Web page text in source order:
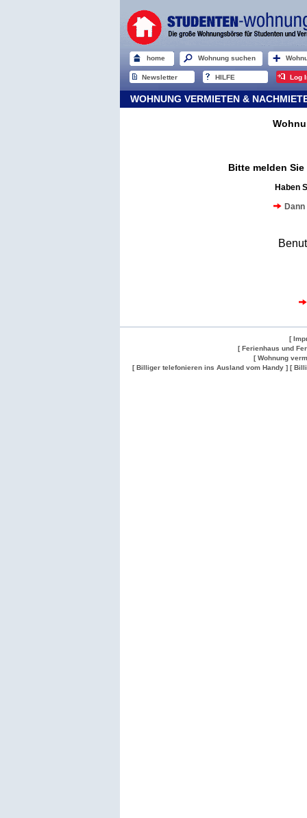
home Wohnung suchen
Newsletter HILFE Log
WOHNUNG VERMIETEN &
Bitte melden
Haben
[
[ Ferienhaus und
[ Wohnung
[ Billiger telefonieren ins Ausland vom Handy ] [